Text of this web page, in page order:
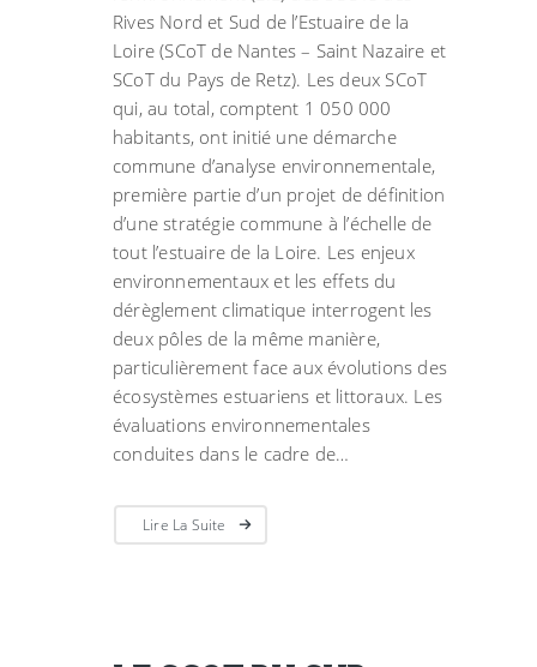
Rives Nord et Sud de l’Estuaire de la
Loire (SCoT de Nantes – Saint Nazaire et
SCoT du Pays de Retz). Les deux SCoT
qui, au total, comptent 1 050 000
habitants, ont initié une démarche
commune d’analyse environnementale,
première partie d’un projet de définition
d’une stratégie commune à l’échelle de
tout l’estuaire de la Loire. Les enjeux
environnementaux et les effets du
dérèglement climatique interrogent les
deux pôles de la même manière,
particulièrement face aux évolutions des
écosystèmes estuariens et littoraux. Les
évaluations environnementales
conduites dans le cadre de…
Lire La Suite